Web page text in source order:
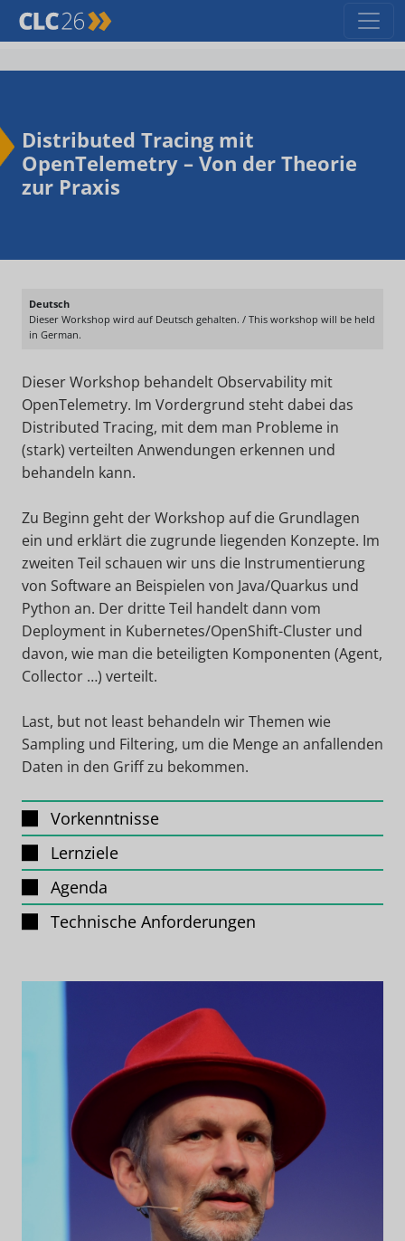
Distributed Tracing mit
OpenTelemetry – Von der Theorie
zur Praxis
Deutsch
Dieser Workshop wird auf Deutsch gehalten. / This workshop will be held
in German.
Dieser Workshop behandelt Observability mit
OpenTelemetry. Im Vordergrund steht dabei das
Distributed Tracing, mit dem man Probleme in
(stark) verteilten Anwendungen erkennen und
behandeln kann.
Zu Beginn geht der Workshop auf die Grundlagen
ein und erklärt die zugrunde liegenden Konzepte. Im
zweiten Teil schauen wir uns die Instrumentierung
von Software an Beispielen von Java/Quarkus und
Python an. Der dritte Teil handelt dann vom
Deployment in Kubernetes/OpenShift-Cluster und
davon, wie man die beteiligten Komponenten (Agent,
Collector …) verteilt.
Last, but not least behandeln wir Themen wie
Sampling und Filtering, um die Menge an anfallenden
Daten in den Griff zu bekommen.
Vorkenntnisse
Lernziele
Agenda
Technische Anforderungen